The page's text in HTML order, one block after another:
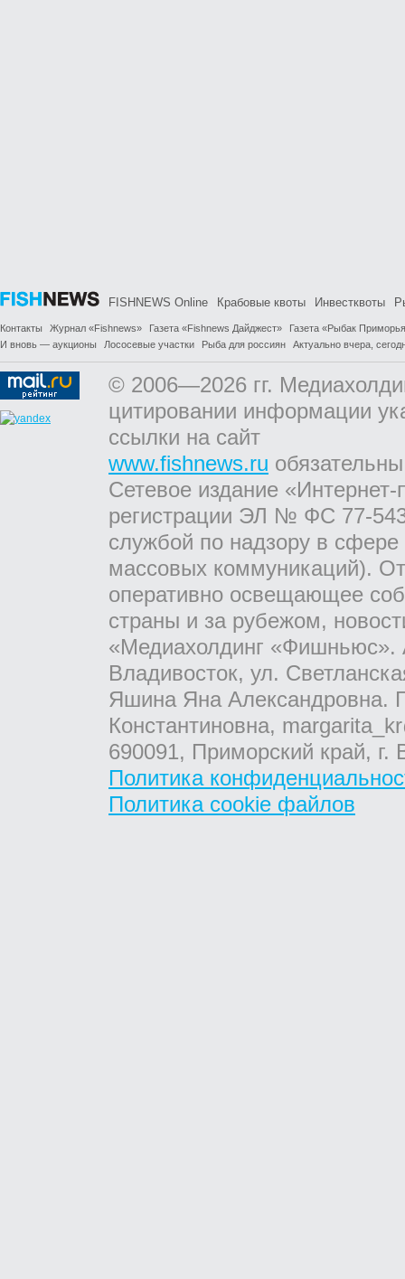
FISHNEWS Online Крабовые квоты Инвестквоты
Контакты Журнал «Fishnews» Газета «Fishnews Дайджест»
Газета «Рыбак
И вновь — аукционы
Лососевые участки Рыба для россиян Актуально вчера,
© 2006—2026 гг.
цитировании информации
ссылки на сайт
www.fishnews.ru
Сетевое издание
регистрации ЭЛ № ФС 77-
службой по надзору в
массовых коммуникаций).
оперативно освещающее
страны и за рубежом,
«Медиахолдинг «Фишньюс».
Владивосток, ул.
Яшина Яна Александровна.
Константиновна,
690091, Приморский край,
Политика
Политика cookie файлов